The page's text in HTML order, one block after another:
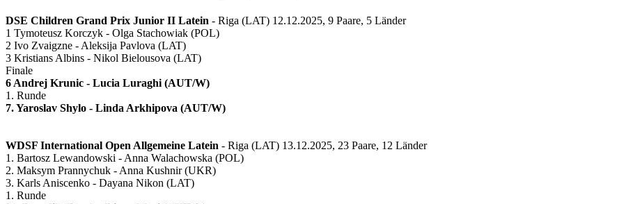
DSE Children Grand Prix Junior II Latein - Riga (LAT) 12.12.2025, 9 Paare, 5 Länder
1 Tymoteusz Korczyk - Olga Stachowiak (POL)
2 Ivo Zvaigzne - Aleksija Pavlova (LAT)
3 Kristians Albins - Nikol Bielousova (LAT)
Finale
6 Andrej Krunic - Lucia Luraghi (AUT/W)
1. Runde
7. Yaroslav Shylo - Linda Arkhipova (AUT/W)
WDSF International Open Allgemeine Latein - Riga (LAT) 13.12.2025, 23 Paare, 12 Länder
1. Bartosz Lewandowski - Anna Walachowska (POL)
2. Maksym Prannychuk - Anna Kushnir (UKR)
3. Karls Aniscenko - Dayana Nikon (LAT)
1. Runde